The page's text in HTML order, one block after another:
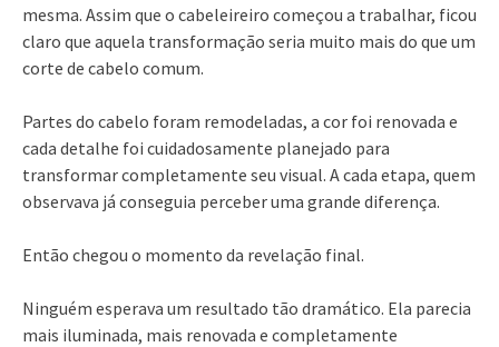
mesma. Assim que o cabeleireiro começou a trabalhar, ficou
claro que aquela transformação seria muito mais do que um
corte de cabelo comum.
Partes do cabelo foram remodeladas, a cor foi renovada e
cada detalhe foi cuidadosamente planejado para
transformar completamente seu visual. A cada etapa, quem
observava já conseguia perceber uma grande diferença.
Então chegou o momento da revelação final.
Ninguém esperava um resultado tão dramático. Ela parecia
mais iluminada, mais renovada e completamente